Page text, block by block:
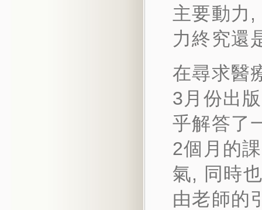
主要動力
力終究還
在尋求醫
3月份出
乎解答了
2個月的
氣, 同時
由老師的